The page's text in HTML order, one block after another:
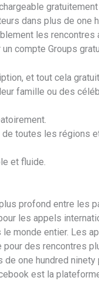
dans plus de one
les rencontres
compte Groups
et tout cela
famille ou des
toutes les régions
et fluide.
profond entre les
les appels
monde entier. Les
pour des rencontres
one hundred ninety
est la